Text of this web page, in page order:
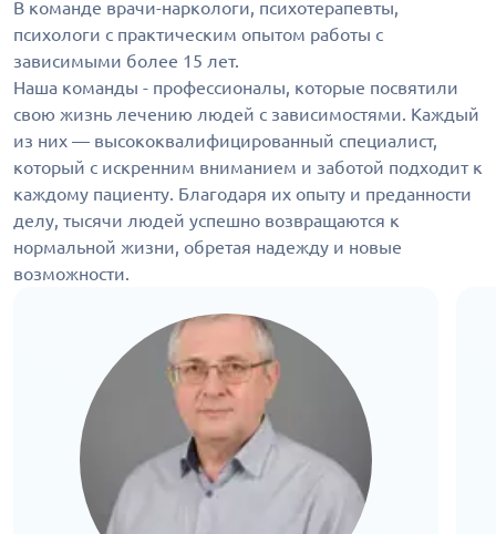
В команде врачи-наркологи, психотерапевты,
психологи с практическим опытом работы с
зависимыми более 15 лет.
Наша команды - профессионалы, которые посвятили
свою жизнь лечению людей с зависимостями. Каждый
из них — высококвалифицированный специалист,
который с искренним вниманием и заботой подходит к
каждому пациенту. Благодаря их опыту и преданности
делу, тысячи людей успешно возвращаются к
нормальной жизни, обретая надежду и новые
возможности.